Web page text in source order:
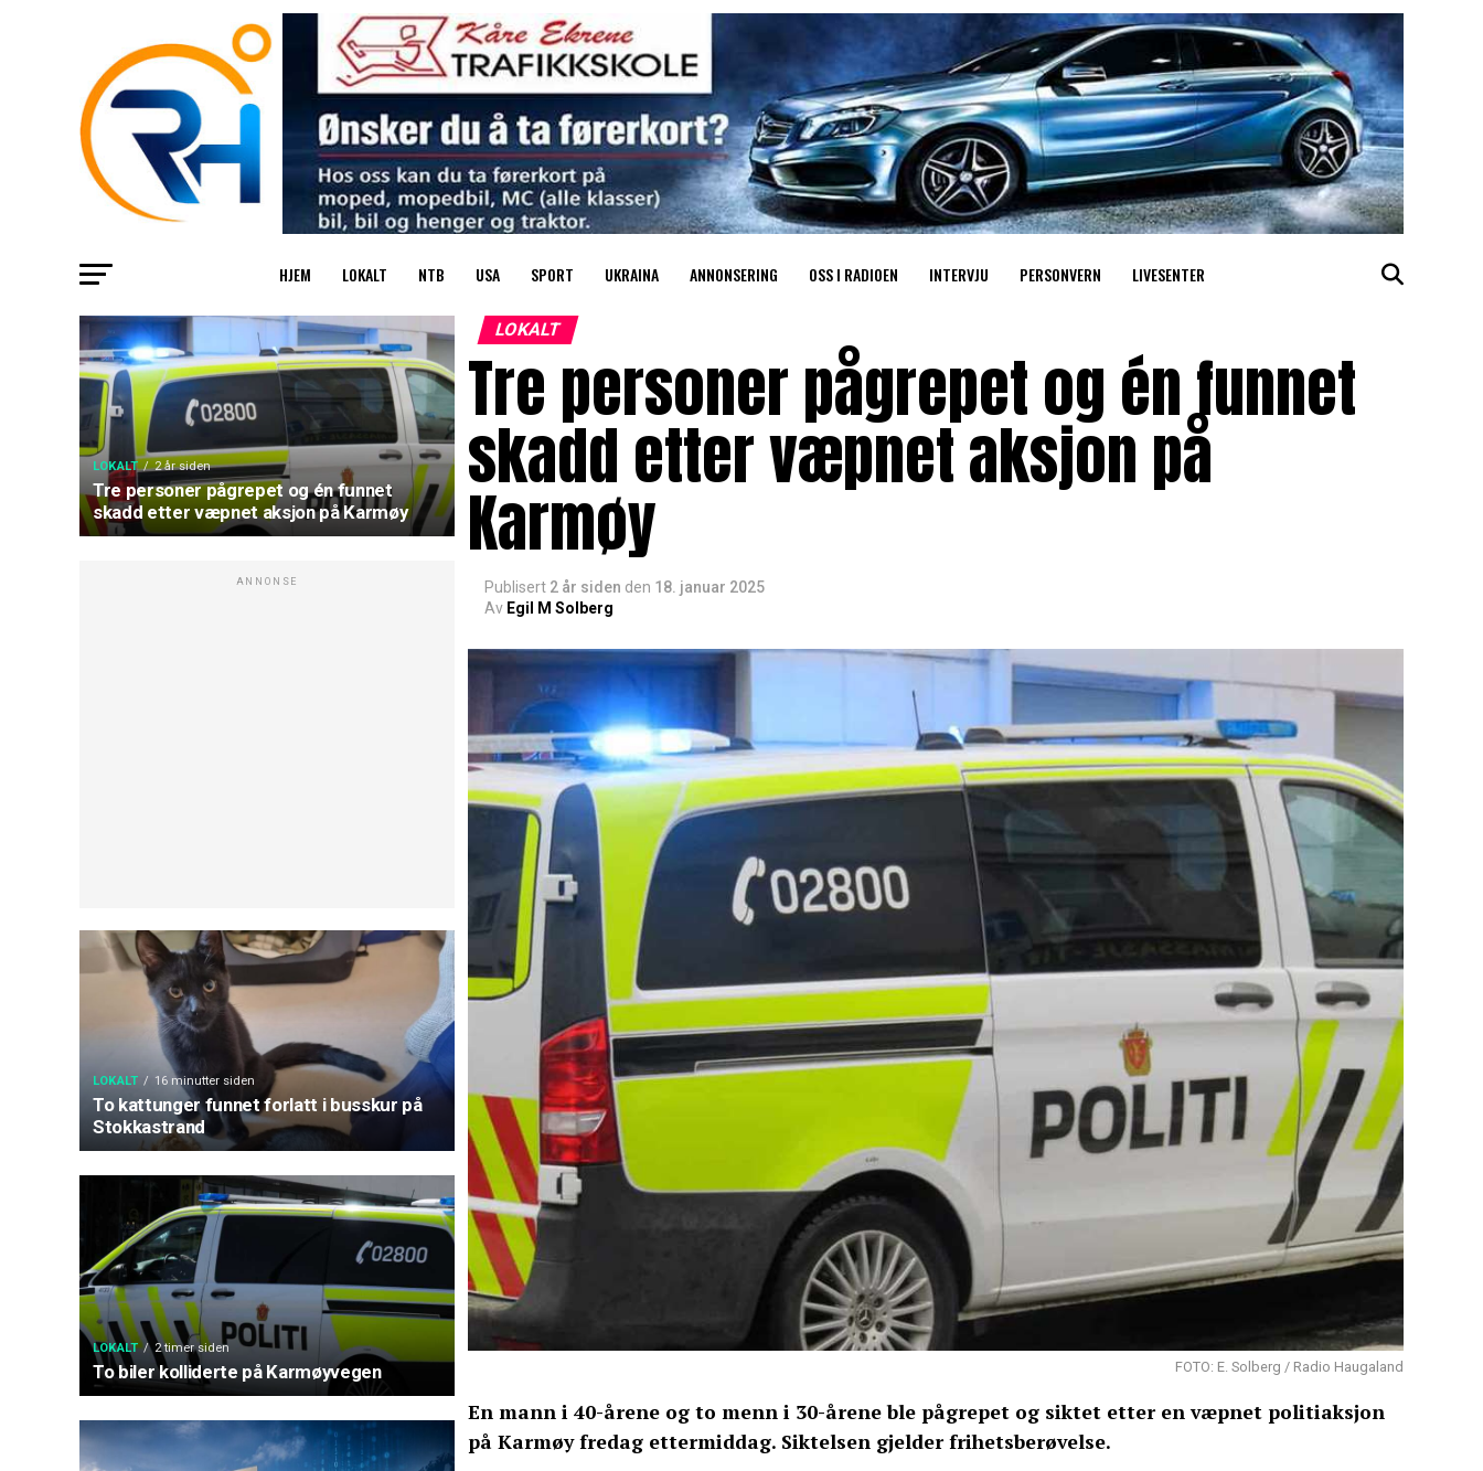
HJEM LOKALT NTB USA SPORT UKRAINA ANNONSERING OSS I RADIOEN INTERVJU PERSONVERN LIVESENTER
LOKALT 2 år siden
Tre personer pågrepet og én funnet
skadd etter væpnet aksjon på Karmøy
ANNONSE
LOKALT 16 minutter siden
To kattunger funnet forlatt i busskur på
Stokkastrand
LOKALT 2 timer siden
To biler kolliderte på Karmøyvegen
LOKALT
Tre personer pågrepet og én funnet
skadd etter væpnet aksjon på
Karmøy
Publisert 2 år siden den 18. januar 2025
Av Egil M Solberg
FOTO: E. Solberg / Radio Haugaland
En mann i 40-årene og to menn i 30-årene ble pågrepet og siktet etter en væpnet politiaksjon
på Karmøy fredag ettermiddag. Siktelsen gjelder frihetsberøvelse.